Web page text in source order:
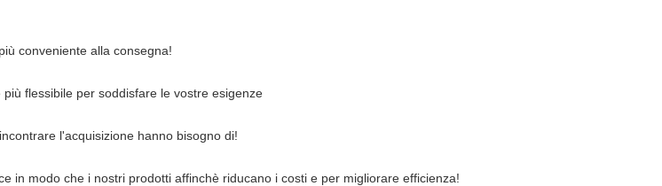
conveniente alla consegna!
flessibile per soddisfare le vostre esigenze
l'acquisizione hanno bisogno di!
in modo che i nostri prodotti affinchè riducano i costi e per migliorare efficienza!